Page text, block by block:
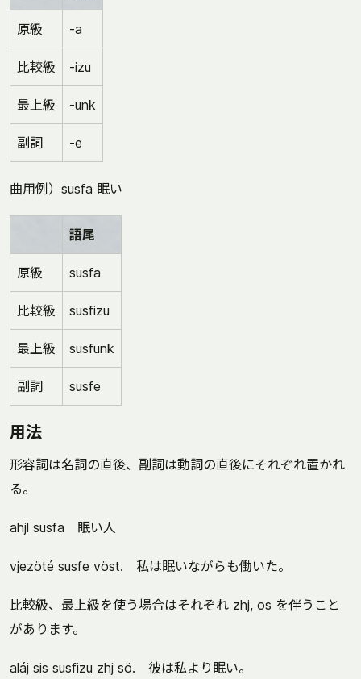
原級 -a
比較級 -izu
最上級 -unk
副詞 -e
曲用例）susfa 眠い
語尾
原級 susfa
比較級 susfizu
最上級 susfunk
副詞 susfe
用法
形容詞は名詞の直後、副詞は動詞の直後にそれぞれ置かれ
る。
ahjl susfa 眠い人
vjezöté susfe vöst. 私は眠いながらも働いた。
比較級、最上級を使う場合はそれぞれ zhj, os を伴うこと
があります。
aláj sis susfizu zhj sö. 彼は私より眠い。